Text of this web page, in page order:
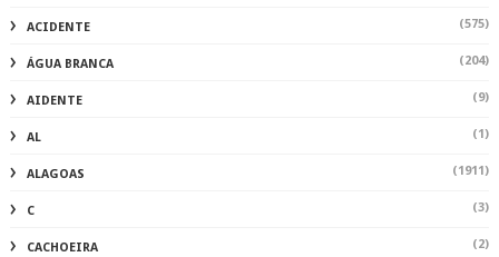
ACIDENTE (575)
ÁGUA BRANCA (204)
AIDENTE (9)
AL (1)
ALAGOAS (1911)
C (3)
CACHOEIRA (2)